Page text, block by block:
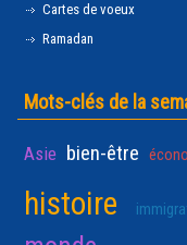
Cartes de voeux
Ramadan
Mots-clés de la
Asie bien-être
histoire